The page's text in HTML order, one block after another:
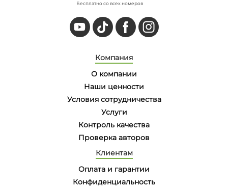
Бесплатно со всех номеров
Компания
О компании
Наши ценности
Условия сотрудничества
Услуги
Контроль качества
Проверка авторов
Клиентам
Оплата и гарантии
Конфиденциальность